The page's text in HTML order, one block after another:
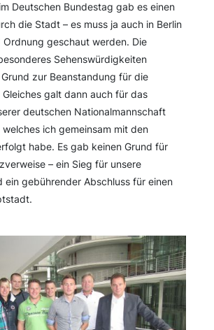
Deutschen Bundestag gab es einen
die Stadt – es muss ja auch in Berlin
Ordnung geschaut werden. Die
Sehenswürdigkeiten
zur Beanstandung für die
galt dann auch für das
deutschen Nationalmannschaft
ich gemeinsam mit den
habe. Es gab keinen Grund für
– ein Sieg für unsere
ein gebührender Abschluss für einen